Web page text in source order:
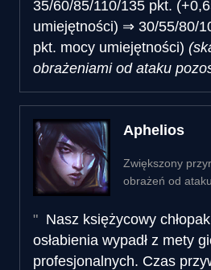
35/60/85/110/135 pkt.
umiejętności) ⇒ 30/55/80/
pkt. mocy umiejętności)
obrażeniami od ataku
Aphelios
Zwiększony
obrażeń od ataku.
Nasz księżycowy
osłabienia wypadł z mety
profesjonalnych. Czas